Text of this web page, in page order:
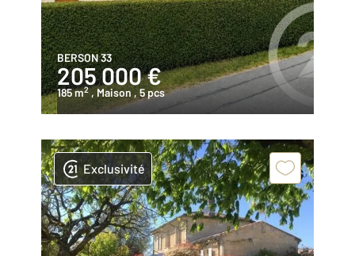
BERSON 33
205 000 €
185 m2 , Maison , 5 pcs
Exclusivité